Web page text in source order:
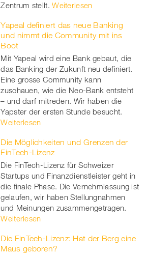
Zentrum stellt. Weiterlesen
Yapeal definiert das neue Banking
und nimmt die Community mit ins
Boot
Mit Yapeal wird eine Bank gebaut, die
das Banking der Zukunft neu definiert.
Eine grosse Community kann
zuschauen, wie die Neo-Bank entsteht
– und darf mitreden. Wir haben die
Yapster der ersten Stunde besucht.
Weiterlesen
Die Möglichkeiten und Grenzen der
FinTech-Lizenz
Die FinTech-Lizenz für Schweizer
Startups und Finanzdienstleister geht in
die finale Phase. Die Vernehmlassung ist
gelaufen, wir haben Stellungnahmen
und Meinungen zusammengetragen.
Weiterlesen
Die FinTech-Lizenz: Hat der Berg eine
Maus geboren?